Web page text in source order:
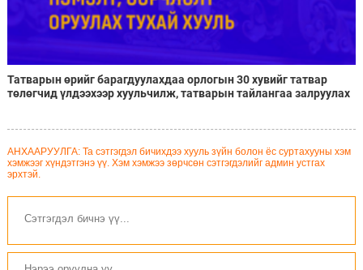
Татварын өрийг барагдуулахдаа орлогын 30 хувийг татвар
төлөгчид үлдээхээр хуульчилж, татварын тайлангаа залруулах
АНХААРУУЛГА: Та сэтгэгдэл бичихдээ хууль зүйн болон ёс суртахууны хэм
хэмжээг хүндэтгэнэ үү. Хэм хэмжээ зөрчсөн сэтгэгдэлийг админ устгах
эрхтэй.